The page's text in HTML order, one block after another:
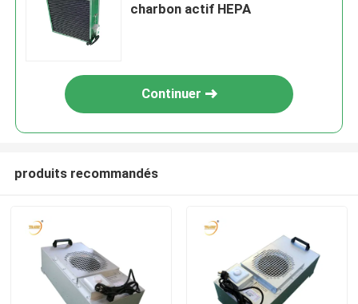
charbon actif HEPA
Continuer
produits recommandés